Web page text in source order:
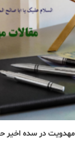
مهدويت در سده اخير